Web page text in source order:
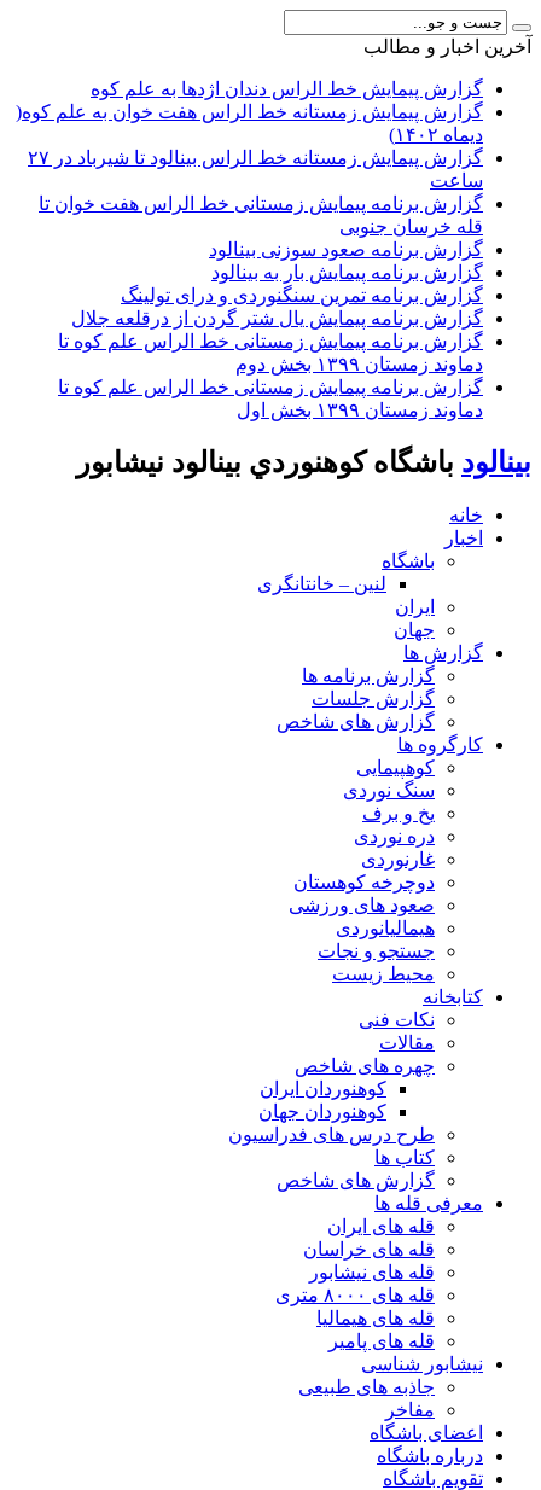
آخرين اخبار و مطالب
گزارش پیمایش خط الراس دندان اژدها به علم کوه
گزارش پیمایش زمستانه خط الراس هفت خوان به علم کوه(
دیماه ۱۴۰۲)
گزارش پیمایش زمستانه خط الراس بینالود تا شیرباد در ۲۷
ساعت
گزارش برنامه پیمایش زمستانی خط الراس هفت خوان تا
قله خرسان جنوبی
گزارش برنامه صعود سوزنی بینالود
گزارش برنامه پیمایش بار به بینالود
گزارش برنامه تمرین سنگنوردی و درای تولینگ
گزارش برنامه پیمایش یال شتر گردن از درقلعه جلال
گزارش برنامه پیمایش زمستانی خط الراس علم کوه تا
دماوند زمستان ۱۳۹۹ بخش دوم
گزارش برنامه پیمایش زمستانی خط الراس علم کوه تا
دماوند زمستان ۱۳۹۹ بخش اول
بينالود باشگاه كوهنوردي بينالود نيشابور
خانه
اخبار
باشگاه
لنین – خانتانگری
ایران
جهان
گزارش ها
گزارش برنامه ها
گزارش جلسات
گزارش های شاخص
کارگروه ها
کوهپیمایی
سنگ نوردی
یخ و برف
دره نوردی
غارنوردی
دوچرخه کوهستان
صعود های ورزشی
هیمالیانوردی
جستجو و نجات
محیط زیست
کتابخانه
نکات فنی
مقالات
چهره های شاخص
کوهنوردان ایران
کوهنوردان جهان
طرح درس های فدراسیون
کتاب ها
گزارش های شاخص
معرفی قله ها
قله های ایران
قله های خراسان
قله های نیشابور
قله های ۸۰۰۰ متری
قله های هیمالیا
قله های پامیر
نیشابور شناسی
جاذبه های طبیعی
مفاخر
اعضای باشگاه
درباره باشگاه
تقویم باشگاه